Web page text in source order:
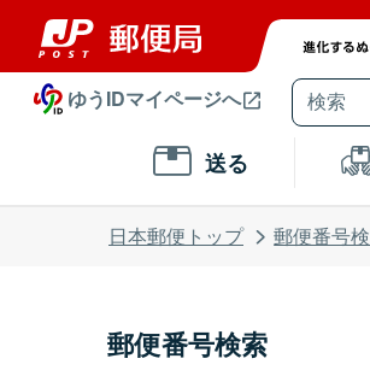
ゆうIDマイページへ
送る
日本郵便トップ 郵便番号
郵便番号検索